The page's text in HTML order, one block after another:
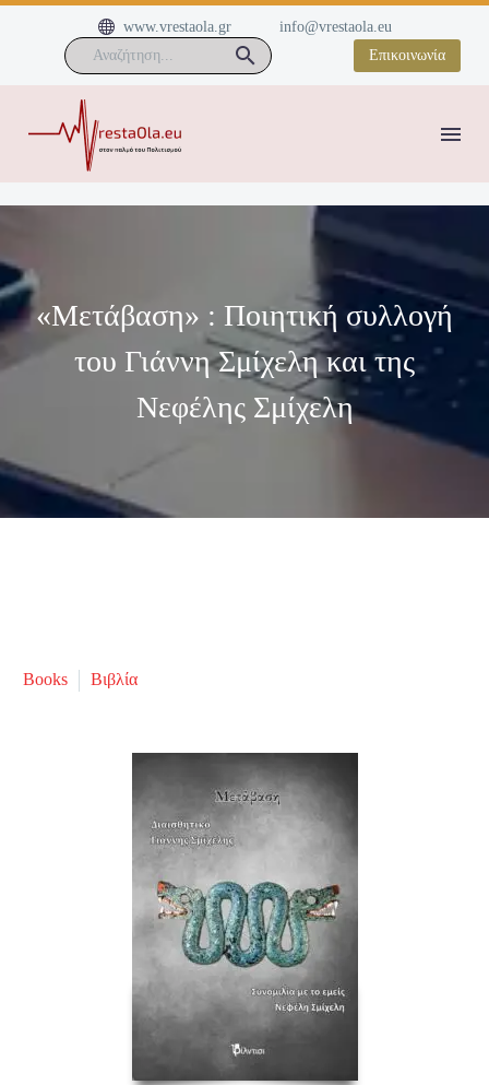

 www.vrestaola.gr
info@vrestaola.eu
Επικοινωνία
«Μετάβαση» : Ποιητική συλλογή
του Γιάννη Σμίχελη και της
Νεφέλης Σμίχελη
Books Βιβλία